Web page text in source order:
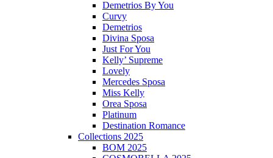
Demetrios By You
Curvy
Demetrios
Divina Sposa
Just For You
Kelly’ Supreme
Lovely
Mercedes Sposa
Miss Kelly
Orea Sposa
Platinum
Destination Romance
Collections 2025
BOM 2025